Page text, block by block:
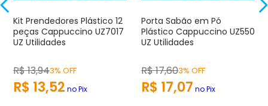
Endereço de e-mail
Escrever avaliação
Kit Prendedores Plástico 12
peças Cappuccino UZ7017
UZ Utilidades
R$13,943% OFF
R$ 13,52 no Pix
Porta Sabão em Pó
Plástico Cappuccino UZ550
UZ Utilidades
R$17,603% OFF
R$ 17,07 no Pix